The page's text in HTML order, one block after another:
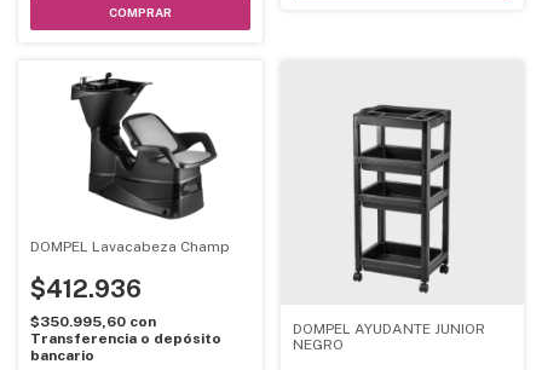
DOMPEL Lavacabeza Champ
$412.936
$350.995,60 con
Transferencia o depósito
bancario
DOMPEL AYUDANTE JUNIOR
NEGRO